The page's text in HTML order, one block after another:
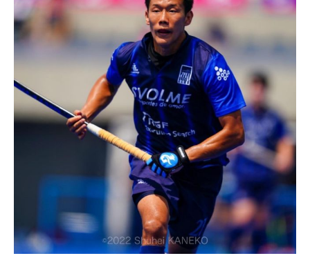
お客様名 イトイ本店 様 事業概要 ブランド
ウォッチ、時計の販売 ブライダルジュエリー
販売 エステサロン経営 他 ご利用サービス
ウェブ制作 URL：http://watch.hh-itoi.com 特
記事項 群馬県太 […]
2017-03-01
SEO対策 導入実績・事例
【ウェブ制作実績紹介】群馬 太
田 金買取 地金買取｜田中貴金
属特約店イトイ 様
お客様名 田中貴金属特約店イトイ 様 事業概
要 田中貴金属特約店 飲食店経営 ブライダル